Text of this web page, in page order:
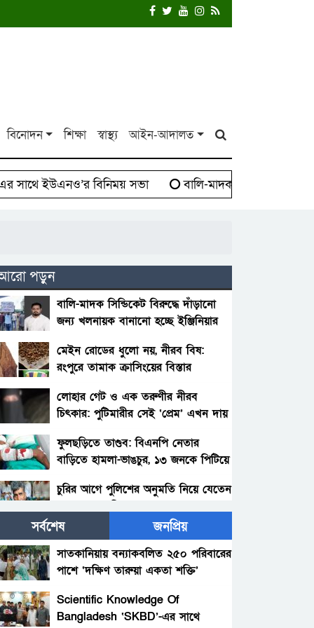
বিনোদন শিক্ষা স্বাস্থ্য আইন-আদালত
ইউএনও’র বিনিময় সভা বালি-মাদক সিন্ডিকেট বিরুদ্ধে
পড়ুন
বালি-মাদক সিন্ডিকেট বিরুদ্ধে দাঁড়ানো
জন্য খলনায়ক বানানো হচ্ছে ইঞ্জিনিয়ার
মেইন রোডের ধুলো নয়, নীরব বিষ:
রংপুরে তামাক ক্রাসিংয়ের বিস্তার
লোহার গেট ও এক তরুণীর নীরব
চিৎকার: পুটিমারীর সেই ‘প্রেম’ এখন দায়
ফুলছড়িতে তাণ্ডব: বিএনপি নেতার
বাড়িতে হামলা-ভাঙচুর, ১৩ জনকে পিটিয়ে
চুরির আগে পুলিশের অনুমতি নিয়ে যেতেন
পলাশবাড়ীতে থানায় ঢুকে ওসিসহ পুলিশ
সদস্যদের মারধর, যুব জামায়াত
নেতাকর্মীর বিরুদ্ধে মামলা : গ্রেফতার
প্রশাসনের হস্তক্ষেপ, সতর্কবার্তা
সর্বশেষ জনপ্রিয়
সাতকানিয়ায় বন্যাকবলিত ২৫০ পরিবারের
পাশে ‘দক্ষিণ তারুয়া একতা শক্তি’
Scientific Knowledge Of
Bangladesh ‘SKBD’-এর সাথে